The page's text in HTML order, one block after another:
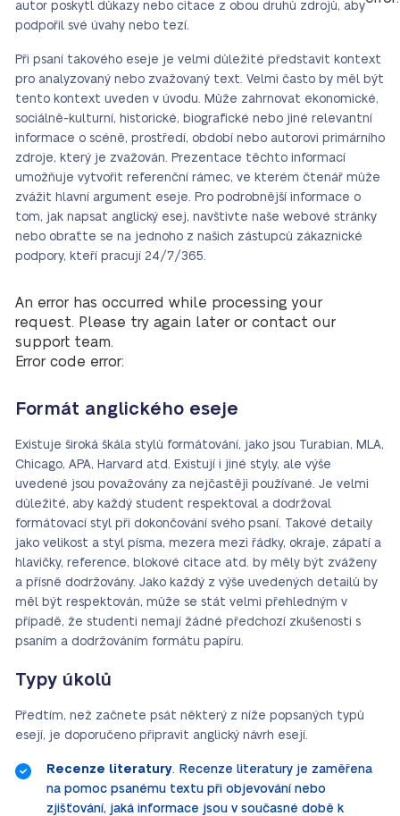
autor poskytl důkazy nebo citace z obou druhů zdrojů, aby
podpořil své úvahy nebo tezí.
Při psaní takového eseje je velmi důležité představit kontext
pro analyzovaný nebo zvažovaný text. Velmi často by měl být
tento kontext uveden v úvodu. Může zahrnovat ekonomické,
sociálně-kulturní, historické, biografické nebo jiné relevantní
informace o scéně, prostředí, období nebo autorovi primárního
zdroje, který je zvažován. Prezentace těchto informací
umožňuje vytvořit referenční rámec, ve kterém čtenář může
zvážit hlavní argument eseje. Pro podrobnější informace o
tom, jak napsat anglický esej, navštivte naše webové stránky
nebo obraťte se na jednoho z našich zástupců zákaznické
podpory, kteří pracují 24/7/365.
An error has occurred while processing your
request. Please try again later or contact our
support team.
Error code error:
Formát anglického eseje
Existuje široká škála stylů formátování, jako jsou Turabian, MLA,
Chicago, APA, Harvard atd. Existují i jiné styly, ale výše
uvedené jsou považovány za nejčastěji používané. Je velmi
důležité, aby každý student respektoval a dodržoval
formátovací styl při dokončování svého psaní. Takové detaily
jako velikost a styl písma, mezera mezi řádky, okraje, zápatí a
hlavičky, reference, blokové citace atd. by měly být zváženy
a přísně dodržovány. Jako každý z výše uvedených detailů by
měl být respektován, může se stát velmi přehledným v
případě, že studenti nemají žádné předchozí zkušenosti s
psaním a dodržováním formátu papíru.
Typy úkolů
Předtím, než začnete psát některý z níže popsaných typů
esejí, je doporučeno připravit anglický návrh esejí.
Recenze literatury. Recenze literatury je zaměřena
na pomoc psanému textu při objevování nebo
zjišťování, jaká informace jsou v současné době k